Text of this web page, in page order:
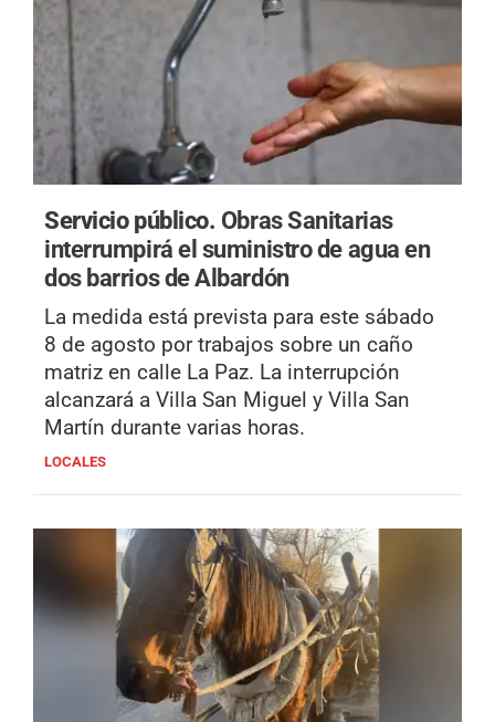
Servicio público. Obras Sanitarias
interrumpirá el suministro de agua en
dos barrios de Albardón
La medida está prevista para este sábado
8 de agosto por trabajos sobre un caño
matriz en calle La Paz. La interrupción
alcanzará a Villa San Miguel y Villa San
Martín durante varias horas.
LOCALES